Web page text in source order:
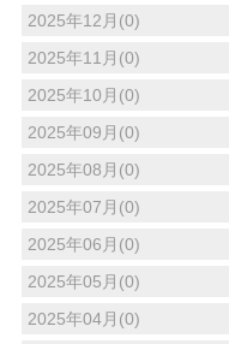
2025年12月(0)
2025年11月(0)
2025年10月(0)
2025年09月(0)
2025年08月(0)
2025年07月(0)
2025年06月(0)
2025年05月(0)
2025年04月(0)